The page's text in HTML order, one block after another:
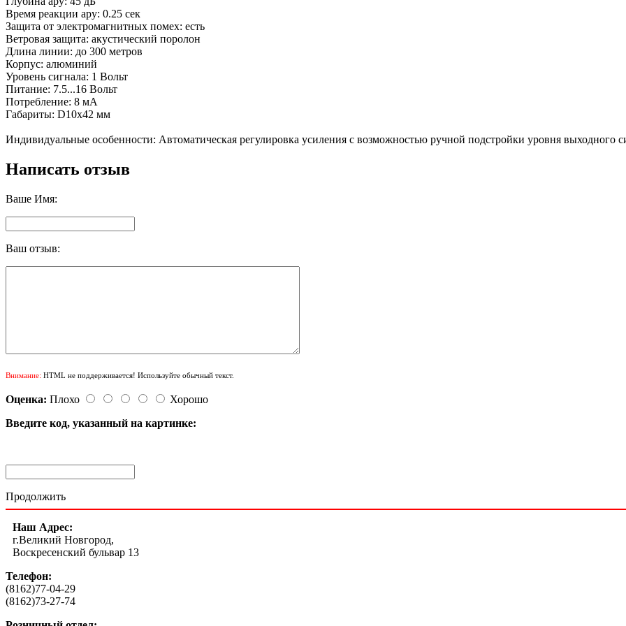
Время реакции ару: 0.25 сек
Защита от электромагнитных помех: есть
Ветровая защита: aкустический поролон
Длина линии: до 300 метров
Корпус: алюминий
Уровень сигнала: 1 Вольт
Питание: 7.5...16 Вольт
Потребление: 8 мА
Габариты: D10х42 мм
Индивидуальные особенности: Автоматическая регулировка усиления с возможностью ручной подстройки уровня выходного
Написать отзыв
Ваше Имя:
Ваш отзыв:
Внимание: HTML не поддерживается! Используйте обычный текст.
Оценка: Плохо
Хорошо
Введите код, указанный на картинке:
Продолжить
Наш Адрес:
г.Великий Новгород,
Воскресенский бульвар 13
Телефон:
(8162)77-04-29
(8162)73-27-74